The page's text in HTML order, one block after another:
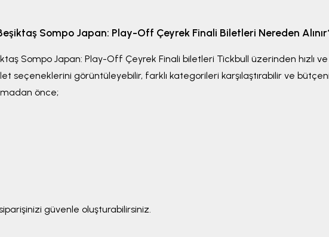
Sompo Japan: Play-Off Çeyrek Finali Biletleri Nereden
Sompo Japan: Play-Off Çeyrek Finali biletleri Tickbull üzerinden hızlı
seçeneklerini görüntüleyebilir, farklı kategorileri karşılaştırabilir ve
önce;
güvenle oluşturabilirsiniz.